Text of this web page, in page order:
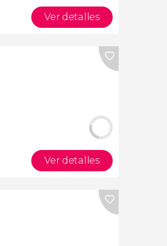
Ver detalles
Ver detalles